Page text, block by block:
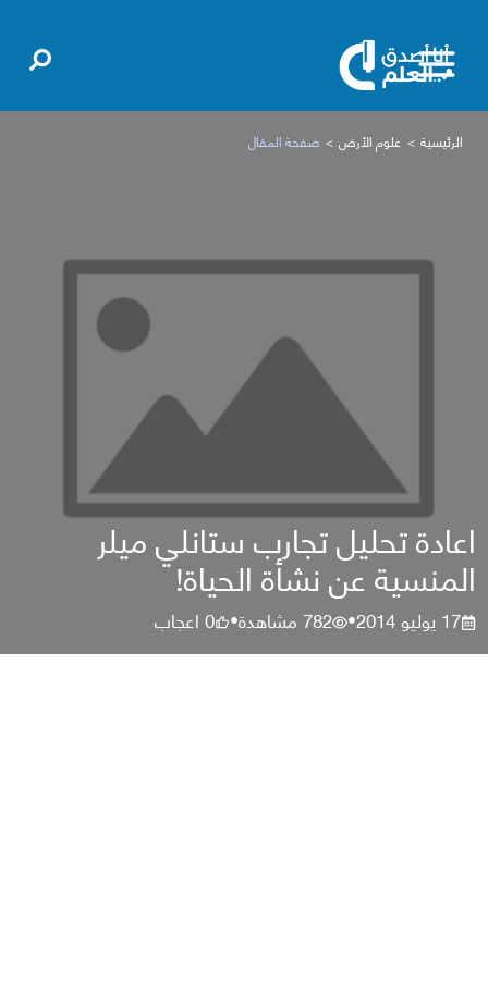
الرئيسية علوم الأرض صفحة المقال
اعادة تحليل تجارب ستانلي ميلر
المنسية عن نشأة الحياة!
17 يوليو 2014 •
782 مشاهدة•
0اعجاب